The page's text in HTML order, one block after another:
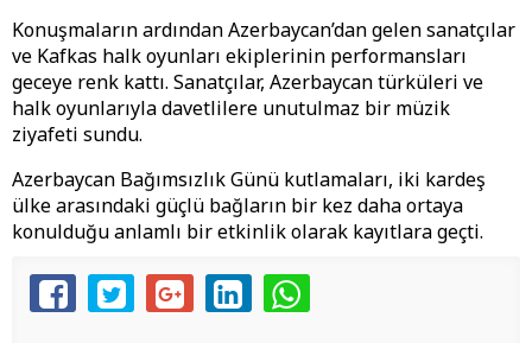
Konuşmaların ardından Azerbaycan’dan gelen sanatçılar
ve Kafkas halk oyunları ekiplerinin performansları
geceye renk kattı. Sanatçılar, Azerbaycan türküleri ve
halk oyunlarıyla davetlilere unutulmaz bir müzik
ziyafeti sundu.
Azerbaycan Bağımsızlık Günü kutlamaları, iki kardeş
ülke arasındaki güçlü bağların bir kez daha ortaya
konulduğu anlamlı bir etkinlik olarak kayıtlara geçti.